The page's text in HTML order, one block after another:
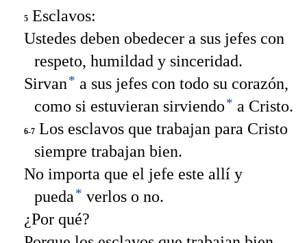
5 Esclavos:
Ustedes deben obedecer a sus jefes con
respeto, humildad y sinceridad.
Sirvan* a sus jefes con todo su corazón,
como si estuvieran sirviendo* a Cristo.
6-7 Los esclavos que trabajan para Cristo
siempre trabajan bien.
No importa que el jefe este allí y
pueda * verlos o no.
¿Por qué?